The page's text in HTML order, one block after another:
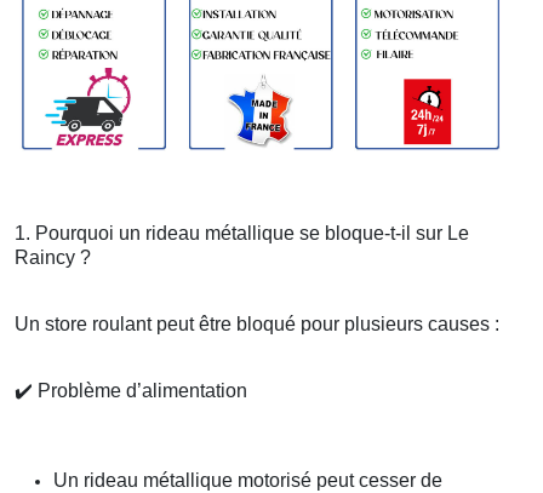
1. Pourquoi un rideau métallique se bloque-t-il sur Le
Raincy ?
Un store roulant peut être bloqué pour plusieurs causes :
✔️ Problème d’alimentation
Un rideau métallique motorisé peut cesser de